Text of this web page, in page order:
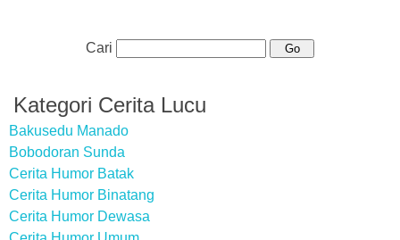
Cari
Kategori Cerita Lucu
Bakusedu Manado
Bobodoran Sunda
Cerita Humor Batak
Cerita Humor Binatang
Cerita Humor Dewasa